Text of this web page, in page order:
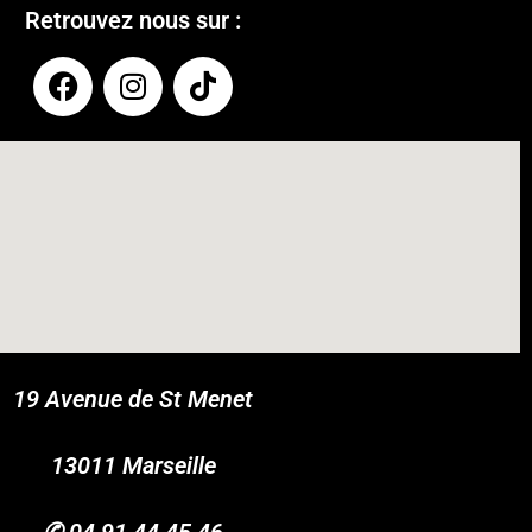
Retrouvez nous sur :
19 Avenue de St Menet
13011 Marseille